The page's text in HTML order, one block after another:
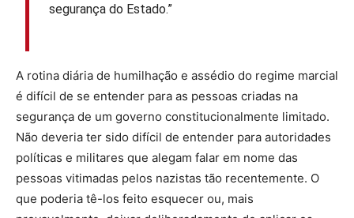
segurança do Estado.”
A rotina diária de humilhação e assédio do regime marcial
é difícil de se entender para as pessoas criadas na
segurança de um governo constitucionalmente limitado.
Não deveria ter sido difícil de entender para autoridades
políticas e militares que alegam falar em nome das
pessoas vitimadas pelos nazistas tão recentemente. O
que poderia tê-los feito esquecer ou, mais